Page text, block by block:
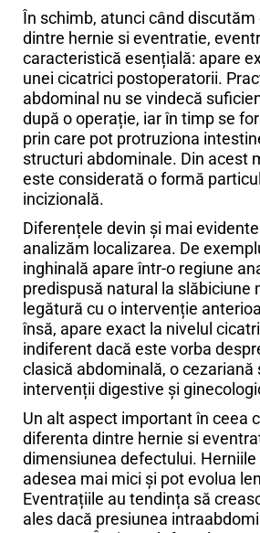
În schimb, atunci când
dintre hernie si eventratie,
caracteristică esențială: apare
unei cicatrici postoperatorii.
abdominal nu se vindecă
după o operație, iar în timp se
prin care pot protruziona
structuri abdominale. Din acest
este considerată o formă
incizională.
Diferențele devin și mai
analizăm localizarea. De
inghinală apare într-o regiune
predispusă natural la slăbiciune
legătură cu o intervenție
însă, apare exact la nivelul
indiferent dacă este vorba
clasică abdominală, o cezariană
intervenții digestive și
Un alt aspect important în ceea
diferenta dintre hernie si
dimensiunea defectului.
adesea mai mici și pot evolua
Eventrațiile au tendința să
ales dacă presiunea